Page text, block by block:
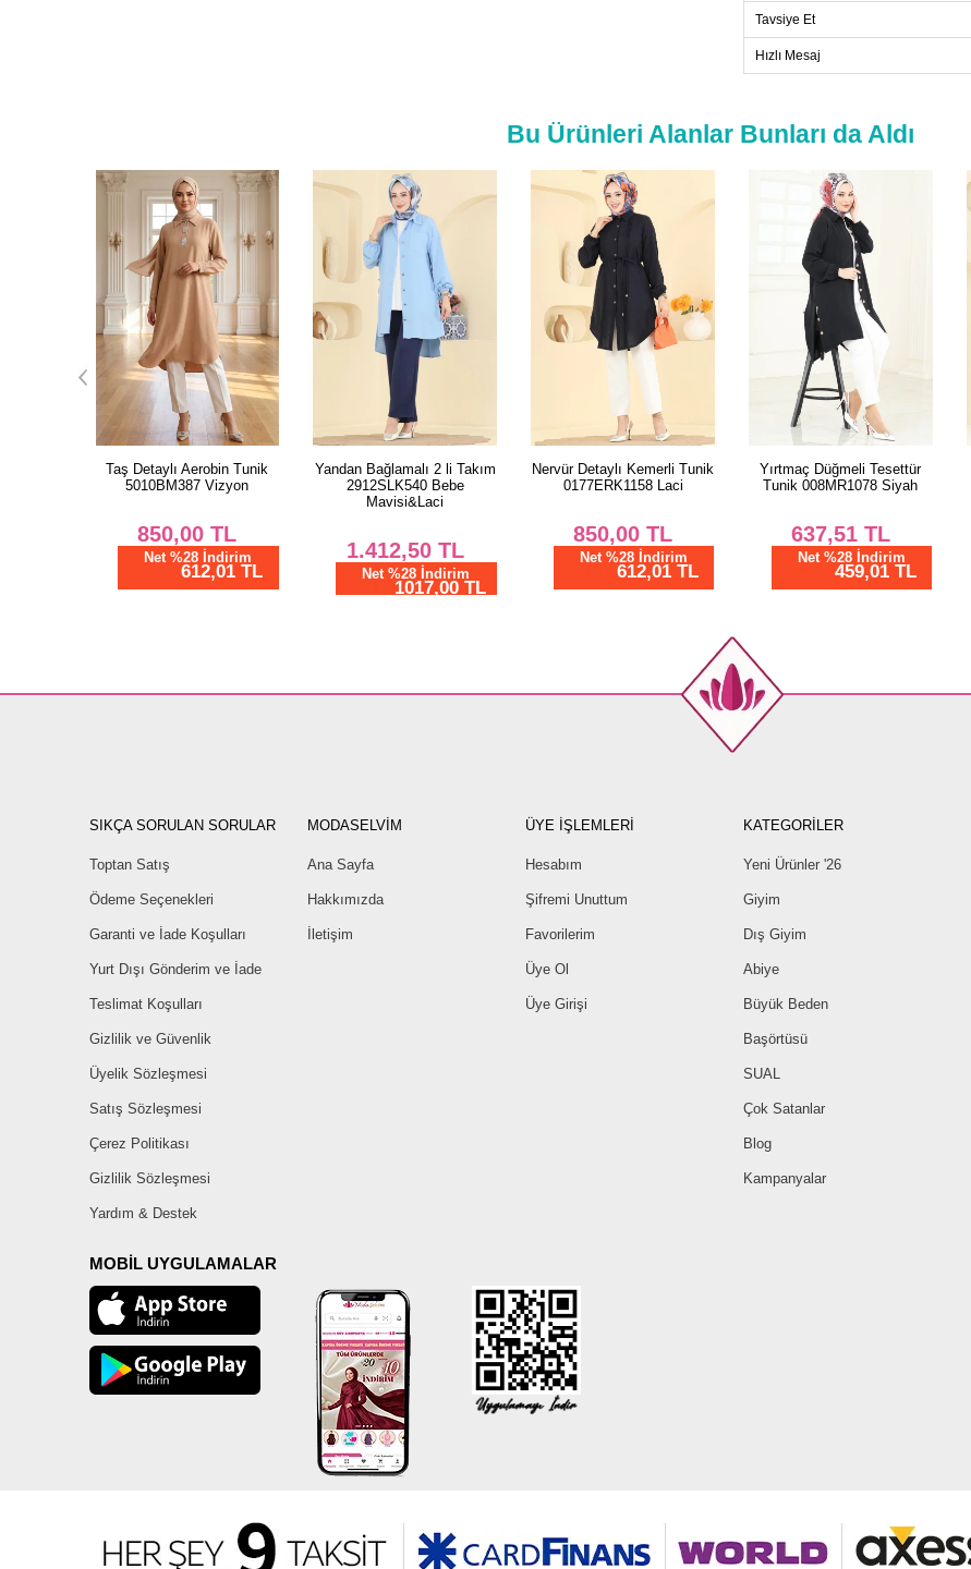
Tavsiye Et
Hızlı Mesaj
Bu Ürünleri Alanlar Bunları da Aldı
Taş Detaylı Aerobin Tunik
5010BM387 Vizyon
850,00 TL
Net %28 İndirim
612,01 TL
Yandan Bağlamalı 2 li Takım
2912SLK540 Bebe
Mavisi&Laci
1.412,50TL
Net %28 İndirim
1017,00 TL
Nervür Detaylı Kemerli Tunik
0177ERK1158 Laci
850,00 TL
Net %28 İndirim
612,01 TL
Yırtmaç Düğmeli Tesettür
Tunik 008MR1078 Siyah
637,51TL
Net %28 İndirim
459,01 TL
SIKÇA SORULAN SORULAR
Toptan Satış
Ödeme Seçenekleri
Garanti ve İade Koşulları
Yurt Dışı Gönderim ve İade
Teslimat Koşulları
Gizlilik ve Güvenlik
Üyelik Sözleşmesi
Satış Sözleşmesi
Çerez Politikası
Gizlilik Sözleşmesi
Yardım & Destek
MODASELVİM
Ana Sayfa
Hakkımızda
İletişim
ÜYE İŞLEMLERİ
Hesabım
Şifremi Unuttum
Favorilerim
Üye Ol
Üye Girişi
KATEGORİLER
Yeni Ürünler '26
Giyim
Dış Giyim
Abiye
Büyük Beden
Başörtüsü
SUAL
Çok Satanlar
Blog
Kampanyalar
MOBİL UYGULAMALAR